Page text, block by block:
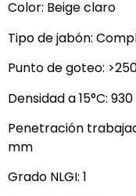
Color: Beige claro
Tipo de jabón:
Punto de goteo:
Densidad a 15°C:
Penetración
mm
Grado NLGI: 1